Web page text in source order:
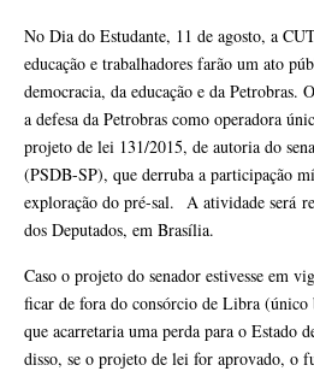
No Dia do Estudante, 11 de agosto, a
educação e trabalhadores farão um ato
democracia, da educação e da
a defesa da Petrobras como operadora
projeto de lei 131/2015, de autoria do
(PSDB-SP), que derruba a participação
exploração do pré-sal. A atividade será
dos Deputados, em Brasília.
Caso o projeto do senador estivesse em
ficar de fora do consórcio de Libra
que acarretaria uma perda para o Estado
disso, se o projeto de lei for aprovado, o